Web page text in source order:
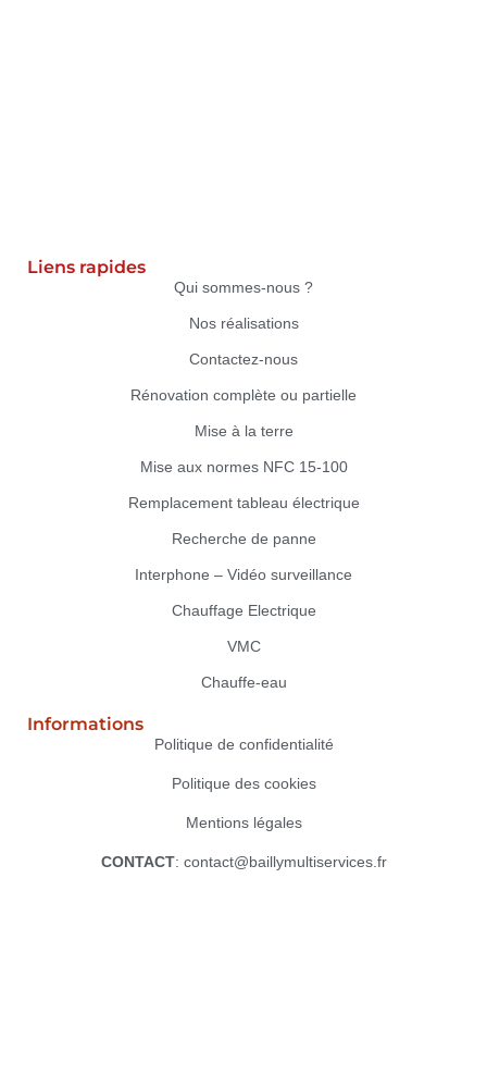
Liens rapides
Qui sommes-nous ?
Nos réalisations
Contactez-nous
Rénovation complète ou partielle
Mise à la terre
Mise aux normes NFC 15-100
Remplacement tableau électrique
Recherche de panne
Interphone – Vidéo surveillance
Chauffage Electrique
VMC
Chauffe-eau
Informations
Politique de confidentialité
Politique des cookies
Mentions légales
CONTACT: contact@baillymultiservices.fr